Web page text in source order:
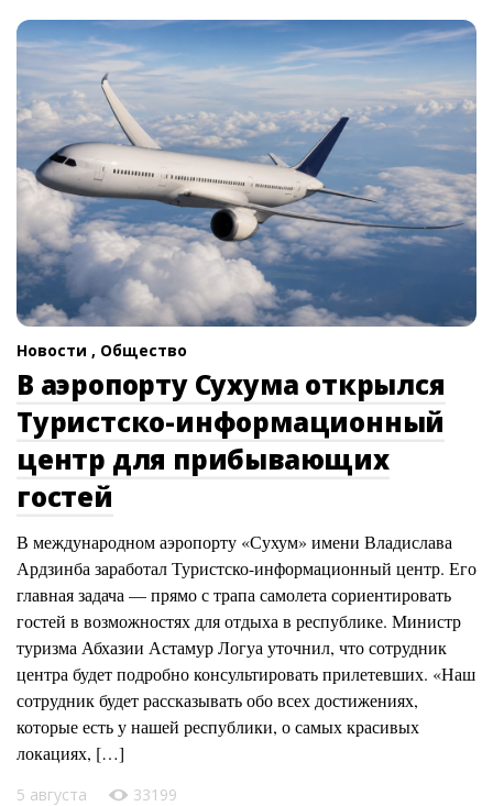
Новости , Общество
В аэропорту Сухума открылся
Туристско-информационный
центр для прибывающих
гостей
В международном аэропорту «Сухум» имени Владислава
Ардзинба заработал Туристско-информационный центр. Его
главная задача — прямо с трапа самолета сориентировать
гостей в возможностях для отдыха в республике. Министр
туризма Абхазии Астамур Логуа уточнил, что сотрудник
центра будет подробно консультировать прилетевших. «Наш
сотрудник будет рассказывать обо всех достижениях,
которые есть у нашей республики, о самых красивых
локациях, […]
5 августа 33199